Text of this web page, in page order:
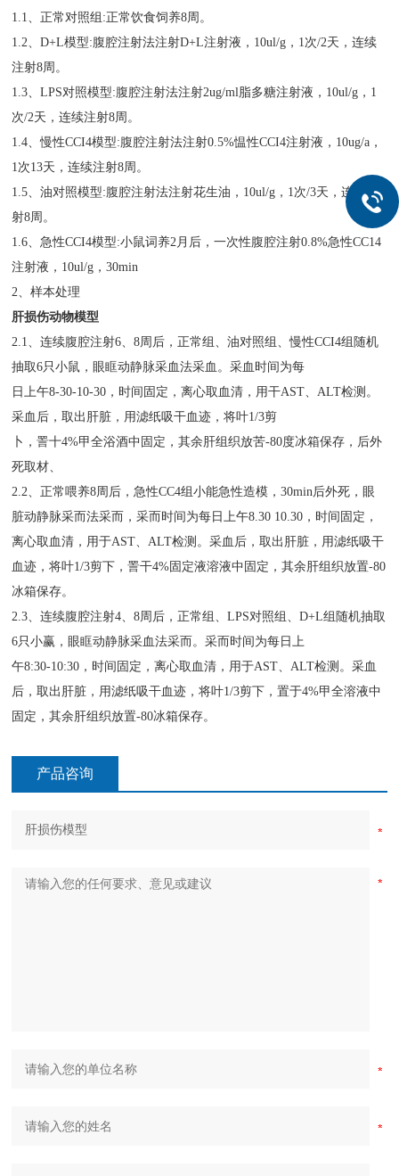
1.1、正常对照组:正常饮食饲养8周。
1.2、D+L模型:腹腔注射法注射D+L注射液，10ul/g，1次/2天，连续
注射8周。
1.3、LPS对照模型:腹腔注射法注射2ug/ml脂多糖注射液，10ul/g，1
次/2天，连续注射8周。
1.4、慢性CCI4模型:腹腔注射法注射0.5%愠性CCI4注射液，10ug/a，
1次13天，连续注射8周。
1.5、油对照模型:腹腔注射法注射花生油，10ul/g，1次/3天，连续注
射8周。
1.6、急性CCI4模型:小鼠词养2月后，一次性腹腔注射0.8%急性CC14
注射液，10ul/g，30min
2、样本处理
肝损伤动物模型
2.1、连续腹腔注射6、8周后，正常组、油对照组、慢性CCI4组随机
抽取6只小鼠，眼眶动静脉采血法采血。采血时间为每
日上午8-30-10-30，时间固定，离心取血清，用干AST、ALT检测。
采血后，取出肝脏，用滤纸吸干血迹，将叶1/3剪
卜，詈十4%甲全浴酒中固定，其余肝组织放苦-80度冰箱保存，后外
死取材、
2.2、正常喂养8周后，急性CC4组小能急性造模，30min后外死，眼
脏动静脉采而法采而，采而时间为每日上午8.30 10.30，时间固定，
离心取血清，用于AST、ALT检测。采血后，取出肝脏，用滤纸吸干
血迹，将叶1/3剪下，詈干4%固定液溶液中固定，其余肝组织放置-80
冰箱保存。
2.3、连续腹腔注射4、8周后，正常组、LPS对照组、D+L组随机抽取
6只小赢，眼眶动静脉采血法采而。采而时间为每日上
午8:30-10:30，时间固定，离心取血清，用于AST、ALT检测。采血
后，取出肝脏，用滤纸吸干血迹，将叶1/3剪下，置于4%甲全溶液中
固定，其余肝组织放置-80冰箱保存。
产品咨询